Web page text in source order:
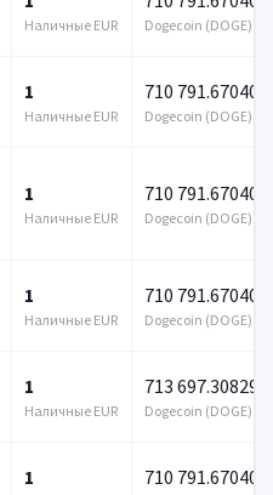
Наличные EUR Dogecoin (DOGE)
1
Наличные EUR
710 791.670403
Dogecoin (DOGE)
1
Наличные EUR
710 791.670403
Dogecoin (DOGE)
1
Наличные EUR
710 791.670403
Dogecoin (DOGE)
1
Наличные EUR
713 697.308299
Dogecoin (DOGE)
1 710 791.670403